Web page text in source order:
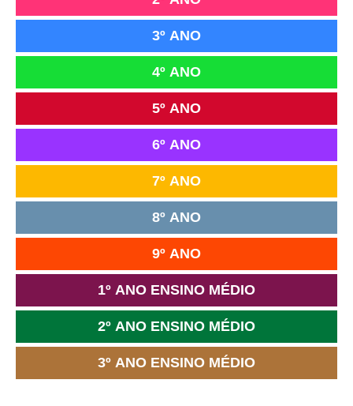
3º ANO
4º ANO
5º ANO
6º ANO
7º ANO
8º ANO
9º ANO
1º ANO ENSINO MÉDIO
2º ANO ENSINO MÉDIO
3º ANO ENSINO MÉDIO